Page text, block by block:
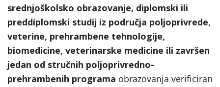
srednjoškolsko obrazovanje, diplomski ili
preddiplomski studij iz područja poljoprivrede,
veterine, prehrambene tehnologije,
biomedicine, veterinarske medicine ili završen
jedan od stručnih poljoprivredno-
prehrambenih programa obrazovanja verificiran